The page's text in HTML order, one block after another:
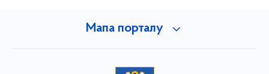
Мапа порталу